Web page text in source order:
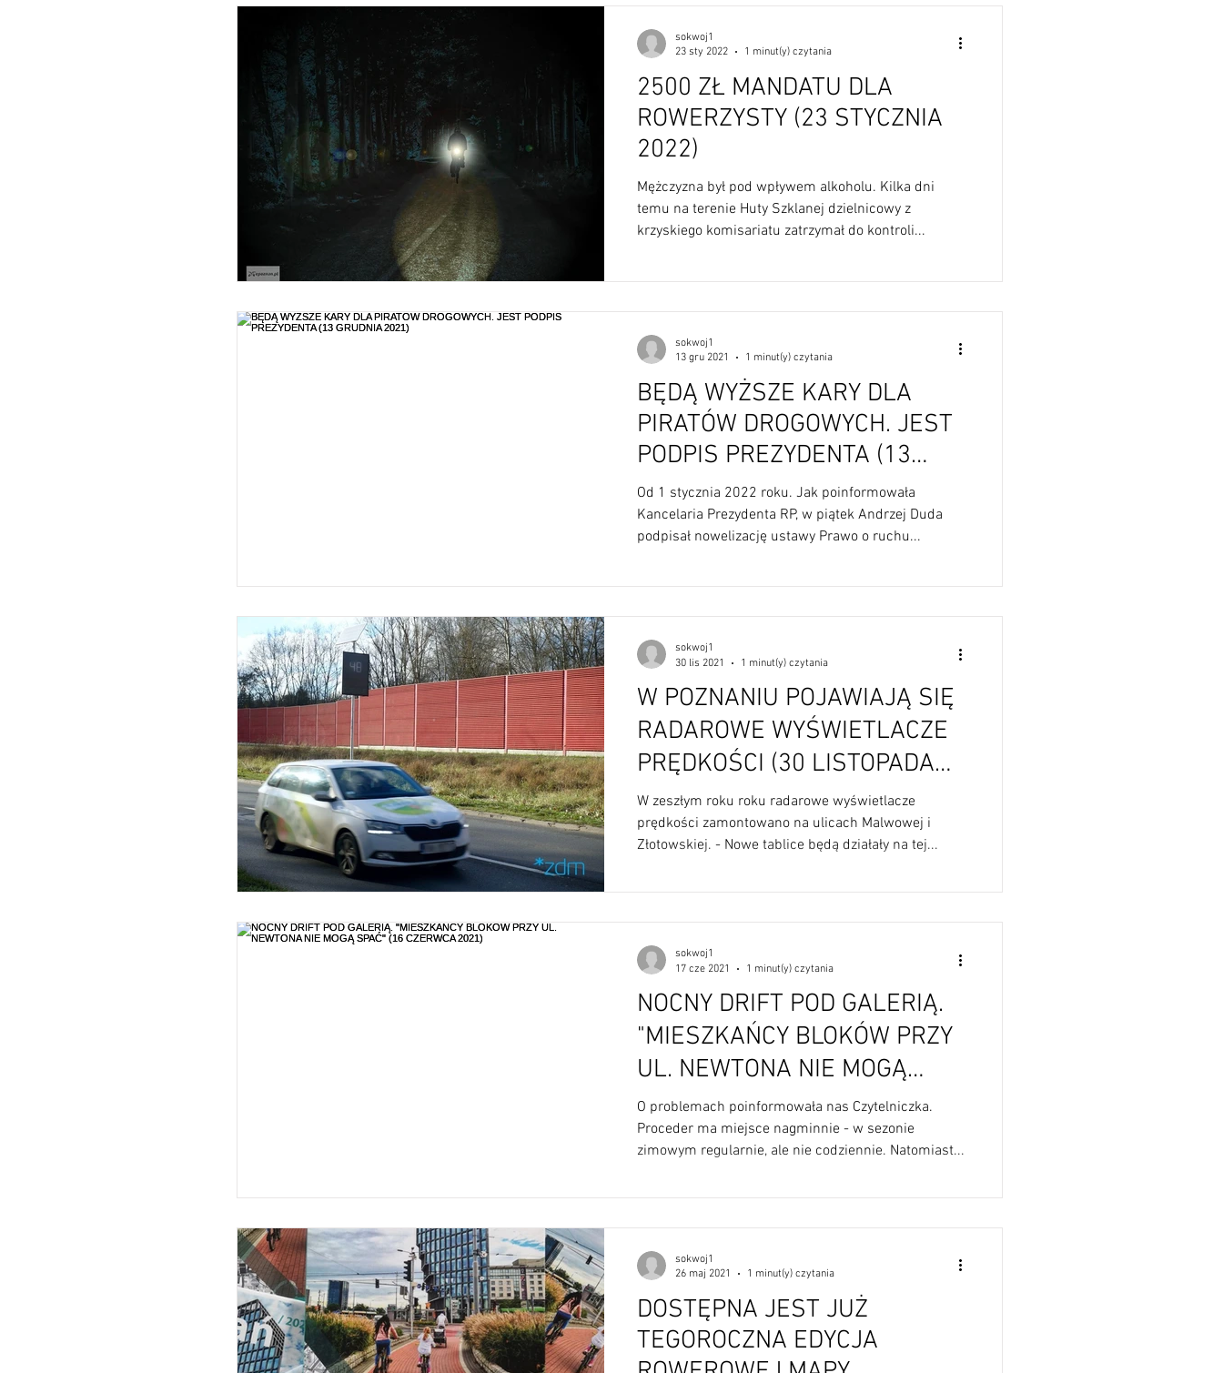
2500 ZŁ MANDATU DLA
ROWERZYSTY (23 STYCZNIA
2022)
Mężczyzna był pod wpływem alkoholu. Kilka dni
temu na terenie Huty Szklanej dzielnicowy z
krzyskiego komisariatu zatrzymał do kontroli...
sokwoj1
23 sty 2022
1 minut(y) czytania
BĘDĄ WYŻSZE KARY DLA
PIRATÓW DROGOWYCH. JEST
PODPIS PREZYDENTA (13
GRUDNIA 2021)
Od 1 stycznia 2022 roku. Jak poinformowała
Kancelaria Prezydenta RP, w piątek Andrzej Duda
podpisał nowelizację ustawy Prawo o ruchu...
sokwoj1
13 gru 2021
1 minut(y) czytania
W POZNANIU POJAWIAJĄ SIĘ
RADAROWE WYŚWIETLACZE
PRĘDKOŚCI (30 LISTOPADA
2021)
W zeszłym roku roku radarowe wyświetlacze
prędkości zamontowano na ulicach Malwowej i
Złotowskiej. - Nowe tablice będą działały na tej...
sokwoj1
30 lis 2021
1 minut(y) czytania
NOCNY DRIFT POD GALERIĄ.
"MIESZKAŃCY BLOKÓW PRZY
UL. NEWTONA NIE MOGĄ
SPAĆ" (16 CZERWCA 2021)
O problemach poinformowała nas Czytelniczka.
Proceder ma miejsce nagminnie - w sezonie
zimowym regularnie, ale nie codziennie. Natomiast...
sokwoj1
17 cze 2021
1 minut(y) czytania
DOSTĘPNA JEST JUŻ
TEGOROCZNA EDYCJA
sokwoj1
26 maj 2021
1 minut(y) czytania